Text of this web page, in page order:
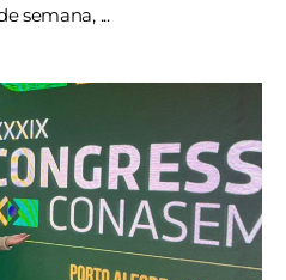
semana, ...